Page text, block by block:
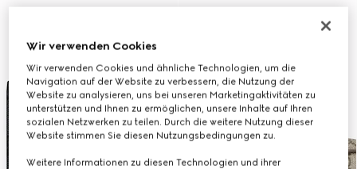
Wir verwenden Cookies
Wir verwenden Cookies und ähnliche Technologien, um die
Navigation auf der Website zu verbessern, die Nutzung der
Website zu analysieren, uns bei unseren Marketingaktivitäten zu
unterstützen und Ihnen zu ermöglichen, unsere Inhalte auf Ihren
sozialen Netzwerken zu teilen. Durch die weitere Nutzung dieser
Website stimmen Sie diesen Nutzungsbedingungen zu.
Weitere Informationen zu diesen Technologien und ihrer